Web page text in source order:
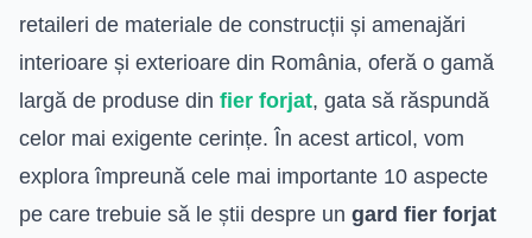
retaileri de materiale de construcții și amenajări
interioare și exterioare din România, oferă o gamă
largă de produse din fier forjat, gata să răspundă
celor mai exigente cerințe. În acest articol, vom
explora împreună cele mai importante 10 aspecte
pe care trebuie să le știi despre un gard fier forjat